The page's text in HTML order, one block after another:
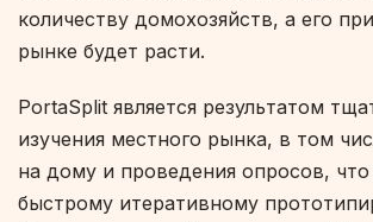
количеству домохозяйств, а его
рынке будет расти.
PortaSplit является результатом
изучения местного рынка, в том
на дому и проведения опросов,
быстрому итеративному